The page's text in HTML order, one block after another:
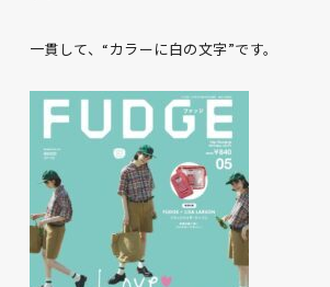
一貫して、“カラーに白の文字”です。